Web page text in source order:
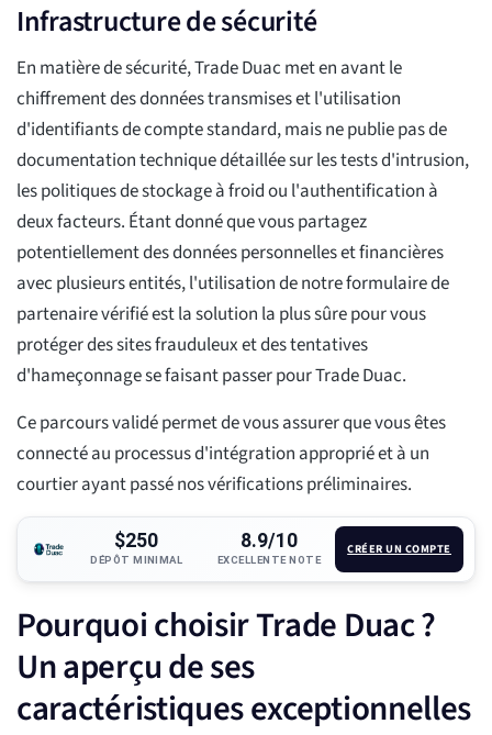
Infrastructure de sécurité
En matière de sécurité, Trade Duac met en avant le
chiffrement des données transmises et l'utilisation
d'identifiants de compte standard, mais ne publie pas de
documentation technique détaillée sur les tests d'intrusion,
les politiques de stockage à froid ou l'authentification à
deux facteurs. Étant donné que vous partagez
potentiellement des données personnelles et financières
avec plusieurs entités, l'utilisation de notre formulaire de
partenaire vérifié est la solution la plus sûre pour vous
protéger des sites frauduleux et des tentatives
d'hameçonnage se faisant passer pour Trade Duac.
Ce parcours validé permet de vous assurer que vous êtes
connecté au processus d'intégration approprié et à un
courtier ayant passé nos vérifications préliminaires.
$250
DÉPÔT MINIMAL
8.9/10
EXCELLENTE NOTE
CRÉER UN COMPTE
Pourquoi choisir Trade Duac ?
Un aperçu de ses
caractéristiques exceptionnelles